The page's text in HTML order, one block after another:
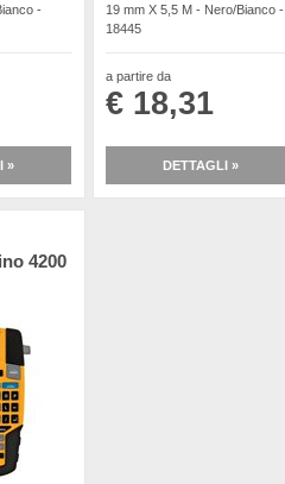
-
»
19 mm X 5,5 M - Nero/Bianco -
18445
a partire da
€ 18,31
DETTAGLI »
4200